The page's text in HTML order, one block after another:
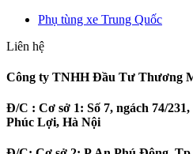
Phụ tùng xe Trung Quốc
Liên hệ
Công ty TNHH Đầu Tư Thương
Đ/C : Cơ sở 1: Số 7, ngách 74/
Phúc Lợi, Hà Nội